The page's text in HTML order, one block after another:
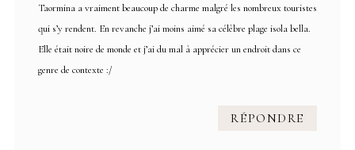
Taormina a vraiment beaucoup de charme malgré les nombreux touristes
qui s’y rendent. En revanche j’ai moins aimé sa célèbre plage isola bella.
Elle était noire de monde et j’ai du mal à apprécier un endroit dans ce
genre de contexte :/
RÉPONDRE